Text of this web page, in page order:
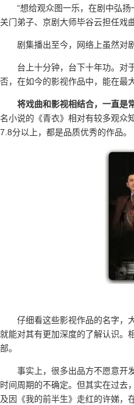
“想给观众图一乐，在剧中弘
关门弟子、京剧大师毕谷云担任戏
剧集播出至今，网络上虽然对
台上十分钟，台下十年功。对
否，在如今的影视作品中，能在最
将戏曲和影视相结合，一直是
名小说的《青衣》相对有较多观众
7.8分以上，都是品质优秀的作品。
仔细看这些影视作品的名字，
就能对其有更加深度的了解认识。
部。
事实上，很多出品方不愿意开
时间周期的不确定。但其实在过去
及因《我的前半生》走红的许娣，